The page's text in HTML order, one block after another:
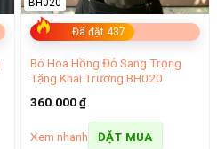
Đã đặt 437
BH020
Bó Hoa Hồng Đỏ Sang Trọng
Tặng Khai Trương BH020
360.000₫
Xem nhanh ĐẶT MUA